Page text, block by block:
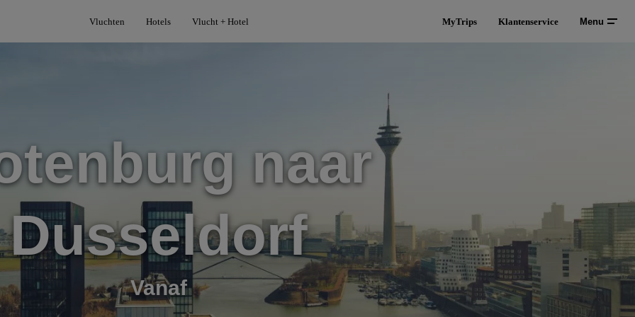
Vluchten Hotels Vlucht + Hotel MyTrips Klantenservice Menu
naar
Dusseldorf
Vanaf